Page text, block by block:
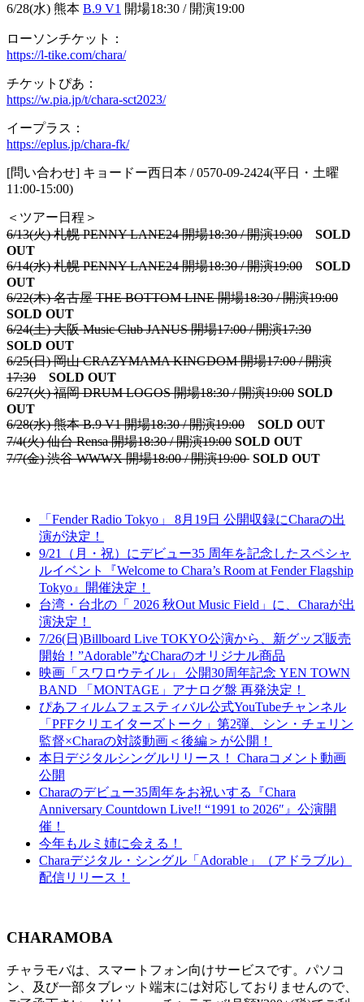
6/28(水) 熊本 B.9 V1 開場18:30 / 開演19:00
ローソンチケット：
https://l-tike.com/chara/
チケットぴあ：
https://w.pia.jp/t/chara-sct2023/
イープラス：
https://eplus.jp/chara-fk/
[問い合わせ] キョードー西日本 / 0570-09-2424(平日・土曜
11:00-15:00)
＜ツアー日程＞
6/13(火) 札幌 PENNY LANE24 開場18:30 / 開演19:00
SOLD
OUT
6/14(水) 札幌 PENNY LANE24 開場18:30 / 開演19:00
SOLD
OUT
6/22(木) 名古屋 THE BOTTOM LINE 開場18:30 / 開演19:00
SOLD OUT
6/24(土) 大阪 Music Club JANUS 開場17:00 / 開演17:30
SOLD OUT
6/25(日) 岡山 CRAZYMAMA KINGDOM 開場17:00 / 開演
17:30
SOLD OUT
6/27(火) 福岡 DRUM LOGOS 開場18:30 / 開演19:00 SOLD
OUT
6/28(水) 熊本 B.9 V1 開場18:30 / 開演19:00
SOLD OUT
7/4(火) 仙台 Rensa 開場18:30 / 開演19:00 SOLD OUT
7/7(金) 渋谷 WWWX 開場18:00 / 開演19:00 SOLD OUT
「Fender Radio Tokyo」 8月19日 公開収録にCharaの出
演が決定！
9/21（月・祝）にデビュー35 周年を記念したスペシャ
ルイベント『Welcome to Chara’s Room at Fender Flagship
Tokyo』開催決定！
台湾・台北の「 2026 秋Out Music Field」に、Charaが出
演決定！
7/26(日)Billboard Live TOKYO公演から、新グッズ販売
開始！”Adorable”なCharaのオリジナル商品
映画「スワロウテイル」 公開30周年記念 YEN TOWN
BAND 「MONTAGE」アナログ盤 再発決定！
ぴあフィルムフェスティバル公式YouTubeチャンネル
「PFFクリエイターズトーク」第2弾、シン・チェリン
監督×Charaの対談動画＜後編＞が公開！
本日デジタルシングルリリース！ Charaコメント動画
公開
Charaのデビュー35周年をお祝いする『Chara
Anniversary Countdown Live!! “1991 to 2026″』公演開
催！
今年もルミ姉に会える！
Charaデジタル・シングル「Adorable」（アドラブル）
配信リリース！
CHARAMOBA
チャラモバは、スマートフォン向けサービスです。パソコ
ン、及び一部タブレット端末には対応しておりませんので、